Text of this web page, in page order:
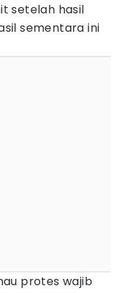
setelah hasil
sementara ini
protes wajib